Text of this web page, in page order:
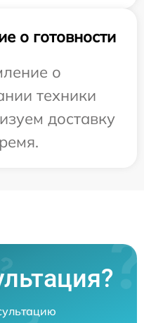
о готовности
о
техники
доставку